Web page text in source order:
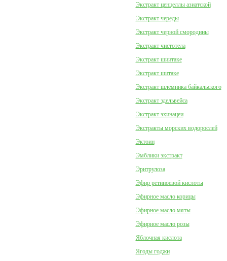
Экстракт ценцеллы азиатской
Экстракт череды
Экстракт черной смородины
Экстракт чистотела
Экстракт шиитаке
Экстракт шитаке
Экстракт шлемника байкальского
Экстракт эдельвейса
Экстракт эхинацеи
Экстракты морских водорослей
Эктоин
Эмблики экстракт
Эритрулоза
Эфир ретиноевой кислоты
Эфирное масло корицы
Эфирное масло мяты
Эфирное масло розы
Яблочная кислота
Ягоды годжи